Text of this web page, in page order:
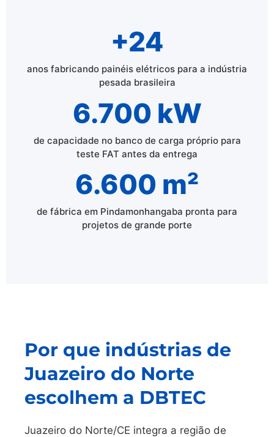
+24
anos fabricando painéis elétricos para a indústria
pesada brasileira
6.700 kW
de capacidade no banco de carga próprio para
teste FAT antes da entrega
6.600 m²
de fábrica em Pindamonhangaba pronta para
projetos de grande porte
Por que indústrias de
Juazeiro do Norte
escolhem a DBTEC
Juazeiro do Norte/CE integra a região de